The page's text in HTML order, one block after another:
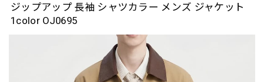
ジップアップ 長袖 シャツカラー メンズ ジャケット
1color OJ0695